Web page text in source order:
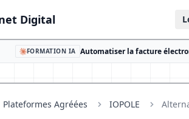
Digital
FORMATION IA Automatiser la facture
Plateformes Agréées IOPOLE